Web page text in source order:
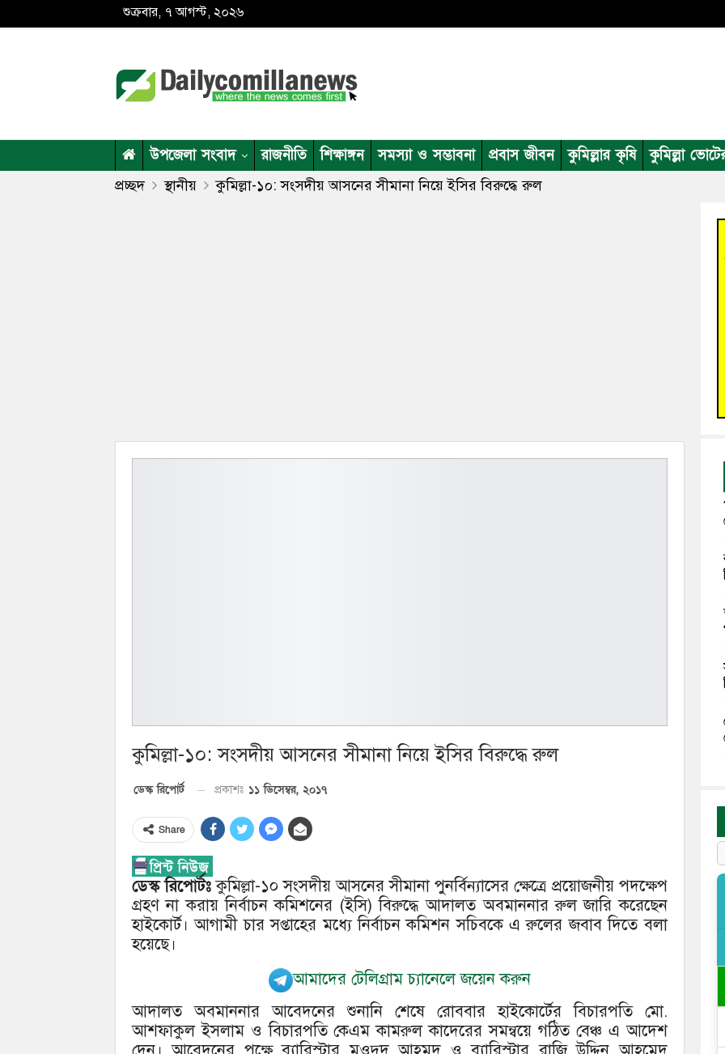
শুক্রবার, ৭ আগস্ট, ২০২৬
উপজেলা সংবাদ রাজনীতি শিক্ষাঙ্গন সমস্যা ও সম্ভাবনা প্রবাস জীবন কুমিল্লার কৃষি কুমিল্লা
প্রচ্ছদ স্থানীয় কুমিল্লা-১০: সংসদীয় আসনের সীমানা নিয়ে ইসির বিরুদ্ধে রুল
কুমিল্লা-১০: সংসদীয় আসনের সীমানা নিয়ে ইসির বিরুদ্ধে রুল
ডেস্ক রিপোর্ট প্রকাশঃ ১১ ডিসেম্বর, ২০১৭
Share
ডেস্ক রিপোর্টঃকুমিল্লা-১০ সংসদীয় আসনের সীমানা পুনর্বিন্যাসের ক্ষেত্রে প্রয়োজনীয় পদক্ষেপ
গ্রহণ না করায় নির্বাচন কমিশনের (ইসি) বিরুদ্ধে আদালত অবমাননার রুল জারি করেছেন
হাইকোর্ট। আগামী চার সপ্তাহের মধ্যে নির্বাচন কমিশন সচিবকে এ রুলের জবাব দিতে বলা
হয়েছে।
আমাদের টেলিগ্রাম চ্যানেলে জয়েন করুন
আদালত অবমাননার আবেদনের শুনানি শেষে রোববার হাইকোর্টের বিচারপতি মো.
আশফাকুল ইসলাম ও বিচারপতি কেএম কামরুল কাদেরের সমন্বয়ে গঠিত বেঞ্চ এ আদেশ